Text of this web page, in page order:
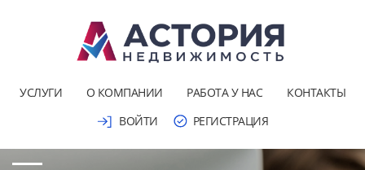
УСЛУГИ О КОМПАНИИ РАБОТА У НАС
КОНТАКТЫ
ВОЙТИ
РЕГИСТРАЦИЯ